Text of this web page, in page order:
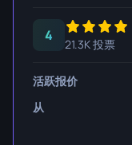
4
21.3K 投票
活跃报价
从